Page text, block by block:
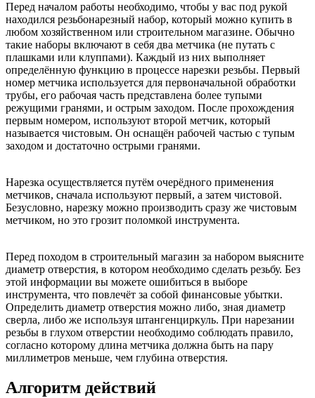
Перед началом работы необходимо, чтобы у вас под рукой
находился резьбонарезный набор, который можно купить в
любом хозяйственном или строительном магазине. Обычно
такие наборы включают в себя два метчика (не путать с
плашками или клуппами). Каждый из них выполняет
определённую функцию в процессе нарезки резьбы. Первый
номер метчика используется для первоначальной обработки
трубы, его рабочая часть представлена более тупыми
режущими гранями, и острым заходом. После прохождения
первым номером, используют второй метчик, который
называется чистовым. Он оснащён рабочей частью с тупым
заходом и достаточно острыми гранями.
Нарезка осуществляется путём очерёдного применения
метчиков, сначала используют первый, а затем чистовой.
Безусловно, нарезку можно производить сразу же чистовым
метчиком, но это грозит поломкой инструмента.
Перед походом в строительный магазин за набором выясните
диаметр отверстия, в котором необходимо сделать резьбу. Без
этой информации вы можете ошибиться в выборе
инструмента, что повлечёт за собой финансовые убытки.
Определить диаметр отверстия можно либо, зная диаметр
сверла, либо же используя штангенциркуль. При нарезании
резьбы в глухом отверстии необходимо соблюдать правило,
согласно которому длина метчика должна быть на пару
миллиметров меньше, чем глубина отверстия.
Алгоритм действий